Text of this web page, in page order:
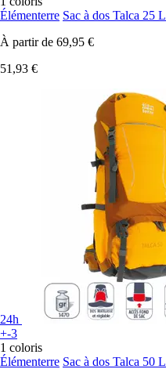
Élémenterre Sac à dos Talca 25 L
À partir de 69,95 €
51,93 €
24h
+-3
1 coloris
Élémenterre Sac à dos Talca 50 L